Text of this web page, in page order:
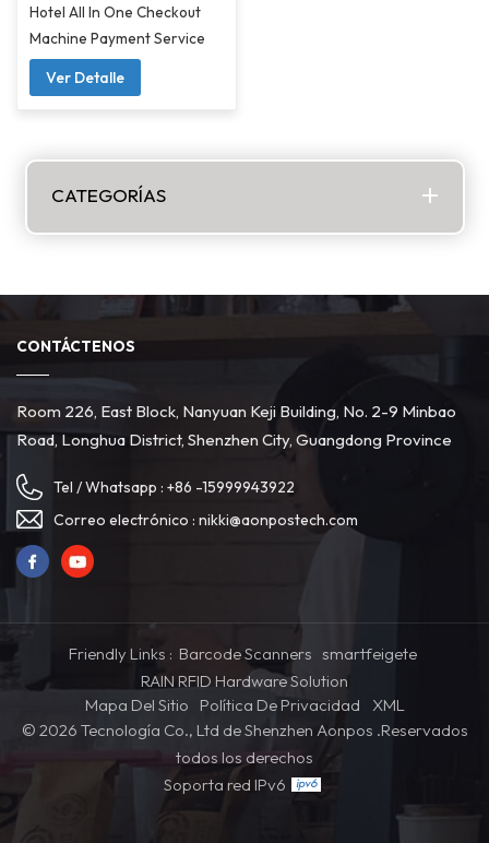
Hotel All In One Checkout
Machine Payment Service
Kiosk
Ver Detalle
CATEGORÍAS
CONTÁCTENOS
Room 226, East Block, Nanyuan Keji Building, No. 2-9 Minbao
Road, Longhua District, Shenzhen City, Guangdong Province
Tel / Whatsapp : +86 -15999943922
Correo electrónico : nikki@aonpostech.com
Friendly Links : Barcode Scanners smartfeigete
RAIN RFID Hardware Solution
Mapa Del Sitio
Política De Privacidad
XML
© 2026 Tecnología Co., Ltd de Shenzhen Aonpos .Reservados
todos los derechos
Soporta red IPv6